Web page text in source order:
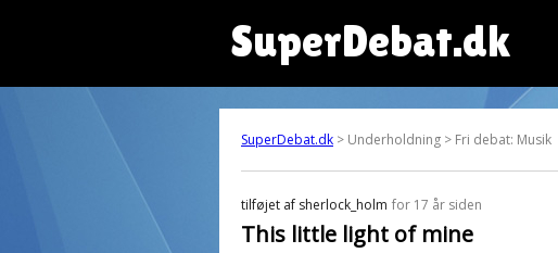
SuperDebat.dk
SuperDebat.dk > Underholdning > Fri debat: Musik
tilføjet af sherlock_holm for 17 år siden
This little light of mine